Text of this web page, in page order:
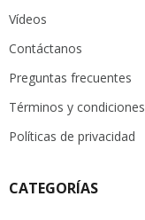
Vídeos
Contáctanos
Preguntas frecuentes
Términos y condiciones
Políticas de privacidad
CATEGORÍAS